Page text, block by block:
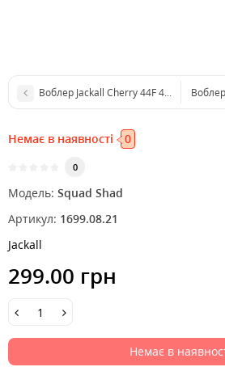
Воблер Jackall Cherry 44F 44мм 6,2г UL
Немає в наявності 0
0
Модель: Squad Shad
Артикул: 1699.08.21
Jackall
299.00 грн
Немає в